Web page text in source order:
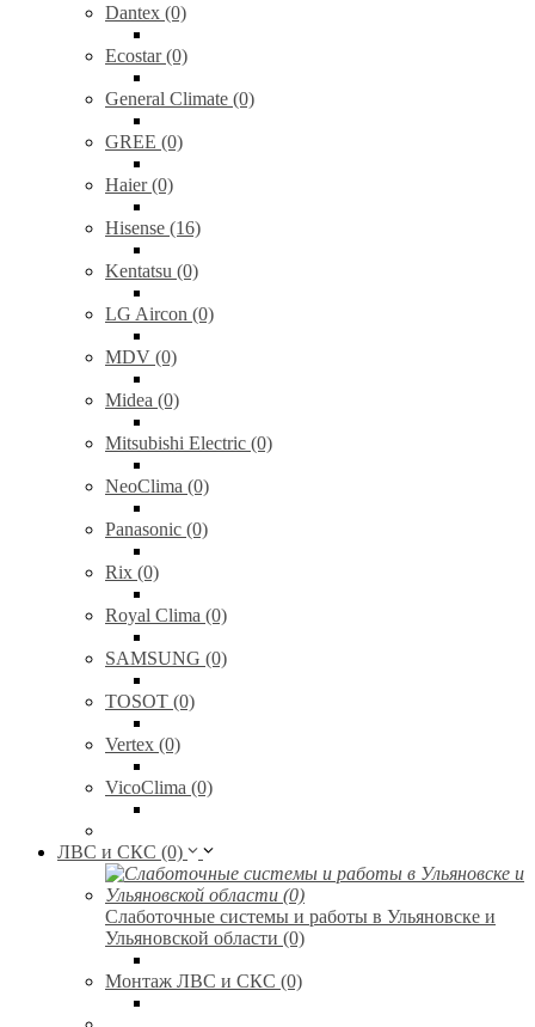
Dantex (0)
Ecostar (0)
General Climate (0)
GREE (0)
Haier (0)
Hisense (16)
Kentatsu (0)
LG Aircon (0)
MDV (0)
Midea (0)
Mitsubishi Electric (0)
NeoClima (0)
Panasonic (0)
Rix (0)
Royal Clima (0)
SAMSUNG (0)
TOSOT (0)
Vertex (0)
VicoClima (0)
ЛВС и СКС (0)
Слаботочные системы и работы в Ульяновске и
Ульяновской области (0)
Монтаж ЛВС и СКС (0)